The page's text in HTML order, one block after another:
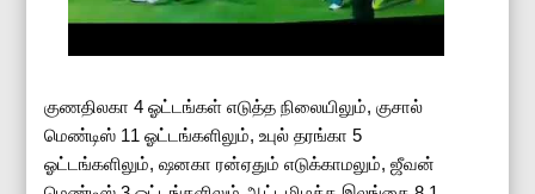
குணதிலகா 4 ஓட்டங்கள் எடுத்த நிலையிலும், குசால்
மெண்டிஸ் 11 ஓட்டங்களிலும், உபுல் தரங்கா 5
ஓட்டங்களிலும், ஷனகா ரன்ஏதும் எடுக்காமலும், ஜீவன்